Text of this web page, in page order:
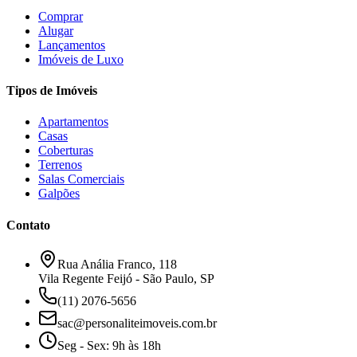
Comprar
Alugar
Lançamentos
Imóveis de Luxo
Tipos de Imóveis
Apartamentos
Casas
Coberturas
Terrenos
Salas Comerciais
Galpões
Contato
Rua Anália Franco, 118
Vila Regente Feijó - São Paulo, SP
(11) 2076-5656
sac@personaliteimoveis.com.br
Seg - Sex: 9h às 18h